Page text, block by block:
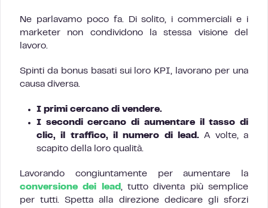
Ne parlavamo poco fa. Di solito, i commerciali e i
marketer non condividono la stessa visione del
lavoro.
Spinti da bonus basati sui loro KPI, lavorano per una
causa diversa.
I primi cercano di vendere.
I secondi cercano di aumentare il tasso di
clic, il traffico, il numero di lead. A volte, a
scapito della loro qualità.
Lavorando congiuntamente per aumentare la
conversione dei lead , tutto diventa più semplice
per tutti. Spetta alla direzione dedicare gli sforzi